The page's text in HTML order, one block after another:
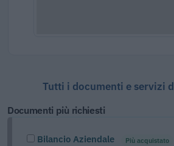
Tutti i documenti e servizi
Documenti più richiesti
Bilancio Aziendale Più acquistato